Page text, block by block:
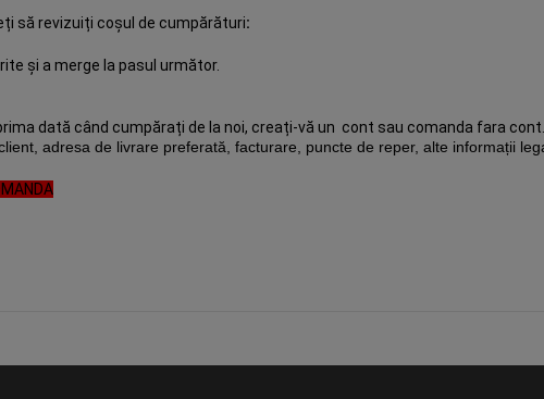
să revizuiți coșul de cumpărături:
și a merge la pasul următor.
dată când cumpărați de la noi, creați-vă un cont sau comanda fara cont.
adresa de livrare preferată, facturare, puncte de reper, alte informații